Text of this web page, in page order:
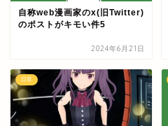
自称web漫画家のx(旧Twitter)
のポストがキモい件5
2024年6月21日
日常